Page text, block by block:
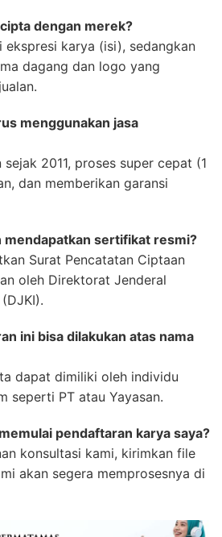
dengan merek?
ekspresi karya (isi), sedangkan
dagang dan logo yang
menggunakan jasa
2011, proses super cepat (1
dan memberikan garansi
mendapatkan sertifikat resmi?
Surat Pencatatan Ciptaan
oleh Direktorat Jenderal
ini bisa dilakukan atas nama
dapat dimiliki oleh individu
seperti PT atau Yayasan.
pendaftaran karya saya?
konsultasi kami, kirimkan file
akan segera memprosesnya di